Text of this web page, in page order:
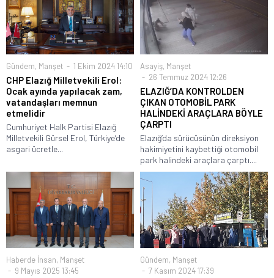
Gündem, Manşet 1 Ekim 2024 14:10
CHP Elazığ Milletvekili Erol:
Ocak ayında yapılacak zam,
vatandaşları memnun
etmelidir
Cumhuriyet Halk Partisi Elazığ
Milletvekili Gürsel Erol, Türkiye’de
asgari ücretle...
Asayiş, Manşet
26 Temmuz 2024 12:26
ELAZIĞ’DA KONTROLDEN
ÇIKAN OTOMOBİL PARK
HALİNDEKİ ARAÇLARA BÖYLE
ÇARPTI
Elazığ’da sürücüsünün direksiyon
hakimiyetini kaybettiği otomobil
park halindeki araçlara çarptı....
Haberde İnsan, Manşet
9 Mayıs 2025 13:45
Gündem, Manşet
7 Kasım 2024 17:39